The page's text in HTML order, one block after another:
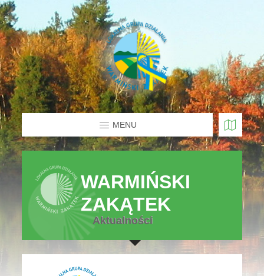
MENU
WARMIŃSKI
ZAKĄTEK
Aktualności